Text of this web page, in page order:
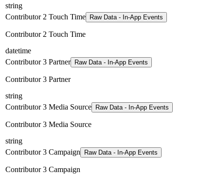
string
Contributor 2 Touch Time
Raw Data - In-App Events
Contributor 2 Touch Time
datetime
Contributor 3 Partner
Raw Data - In-App Events
Contributor 3 Partner
string
Contributor 3 Media Source
Raw Data - In-App Events
Contributor 3 Media Source
string
Contributor 3 Campaign
Raw Data - In-App Events
Contributor 3 Campaign